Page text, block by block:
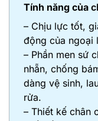
Tính năng của
– Chịu lực tốt,
động của ngoại
– Phần men sứ
nhẵn, chống
dàng vệ sinh,
rửa.
– Thiết kế chân